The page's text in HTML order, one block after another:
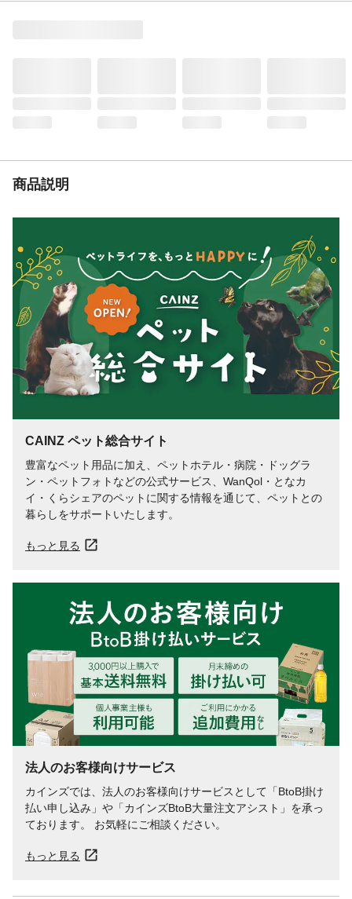
商品説明
CAINZ ペット総合サイト
豊富なペット用品に加え、ペットホテル・病院・ドッグラ
ン・ペットフォトなどの公式サービス、WanQol・となカ
イ・くらシェアのペットに関する情報を通じて、ペットとの
暮らしをサポートいたします。
もっと見る
法人のお客様向けサービス
カインズでは、法人のお客様向けサービスとして「BtoB掛け
払い申し込み」や「カインズBtoB大量注文アシスト」を承っ
ております。 お気軽にご相談ください。
もっと見る